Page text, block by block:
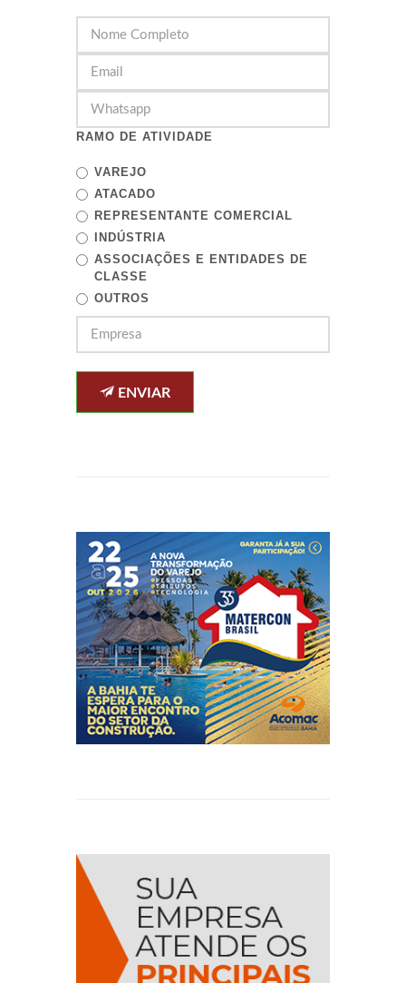
RAMO DE ATIVIDADE
VAREJO
ATACADO
REPRESENTANTE COMERCIAL
INDÚSTRIA
ASSOCIAÇÕES E ENTIDADES DE
CLASSE
OUTROS
ENVIAR